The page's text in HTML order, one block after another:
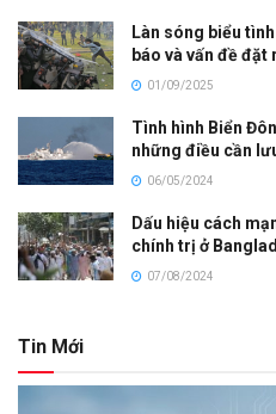
Làn sóng biểu
báo và vấn đề đặt
01/09/2025
Tình hình Biển
những điều cần
06/05/2024
Dấu hiệu cách
chính trị ở
07/08/2024
Tin Mới